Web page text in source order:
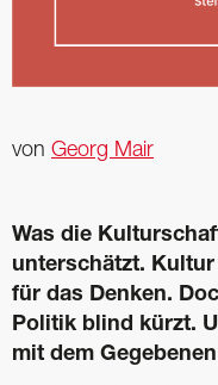
von Georg Mair
Was die
unterschätzt.
für das Denken.
Politik blind kürzt.
mit dem